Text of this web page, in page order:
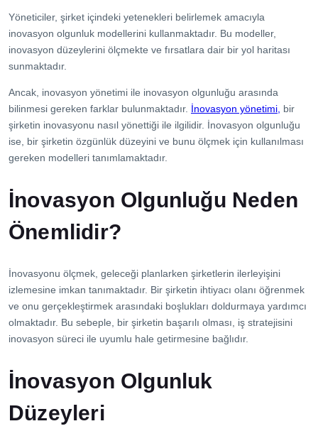
Yöneticiler, şirket içindeki yetenekleri belirlemek amacıyla
inovasyon olgunluk modellerini kullanmaktadır. Bu modeller,
inovasyon düzeylerini ölçmekte ve fırsatlara dair bir yol haritası
sunmaktadır.
Ancak, inovasyon yönetimi ile inovasyon olgunluğu arasında
bilinmesi gereken farklar bulunmaktadır. İnovasyon yönetimi, bir
şirketin inovasyonu nasıl yönettiği ile ilgilidir. İnovasyon olgunluğu
ise, bir şirketin özgünlük düzeyini ve bunu ölçmek için kullanılması
gereken modelleri tanımlamaktadır.
İnovasyon Olgunluğu Neden
Önemlidir?
İnovasyonu ölçmek, geleceği planlarken şirketlerin ilerleyişini
izlemesine imkan tanımaktadır. Bir şirketin ihtiyacı olanı öğrenmek
ve onu gerçekleştirmek arasındaki boşlukları doldurmaya yardımcı
olmaktadır. Bu sebeple, bir şirketin başarılı olması, iş stratejisini
inovasyon süreci ile uyumlu hale getirmesine bağlıdır.
İnovasyon Olgunluk
Düzeyleri